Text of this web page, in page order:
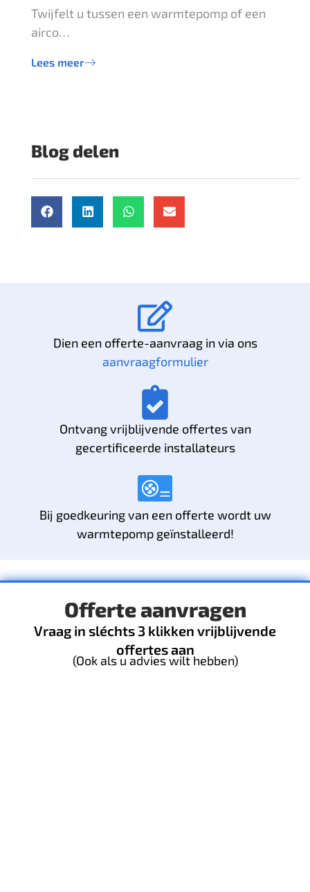
Twijfelt u tussen een warmtepomp of een
airco…
Lees meer
Blog delen
Dien een offerte-aanvraag in via ons
aanvraagformulier
Ontvang vrijblijvende offertes van
gecertificeerde installateurs
Bij goedkeuring van een offerte wordt uw
warmtepomp geïnstalleerd!
Offerte aanvragen
Vraag in sléchts 3 klikken vrijblijvende
offertes aan
(Ook als u advies wilt hebben)